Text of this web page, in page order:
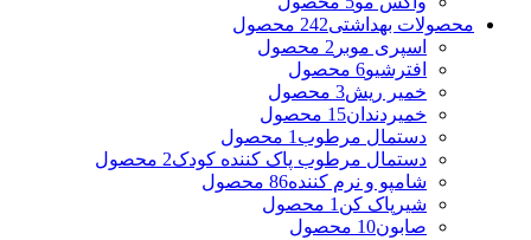
محصولات بهداشتی242 محصول
اسپری موبر 2 محصول
افترشیو6 محصول
خمیر ریش3 محصول
خمیردندان15 محصول
دستمال مرطوب 1 محصول
دستمال مرطوب پاک کننده کودک2 محصول
شامپو و نرم کننده86 محصول
شیرپاک کن 1 محصول
صابون10 محصول